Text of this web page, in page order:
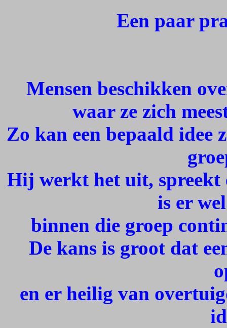
Een paar
Mensen beschikken
waar ze zich
Zo kan een bepaald idee
Hij werkt het uit, spreekt
is er
binnen die groep
De kans is groot dat
en er heilig van